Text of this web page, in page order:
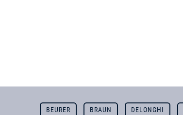
BEURER BRAUN DELONGHI